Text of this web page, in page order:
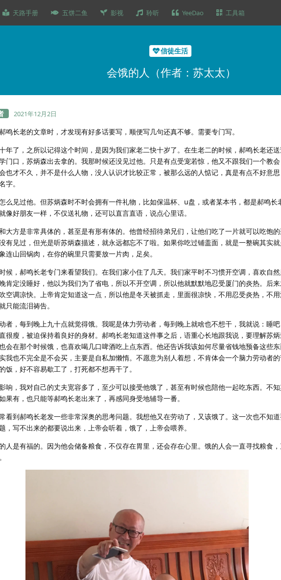
天路手册 五饼二鱼 影视 聆听 YeeDao 工具箱
信徒生活
会饿的人（作者：苏太太）
2021年12月2日
鸣长老的文章时，才发现有好多话要写，顺便写几句还真不够。需要专门写。
年了，之所以记得这个时间，是因为我们家老二快十岁了。在生老二的时候，郝鸣长老还
门口，苏炳森出去拿的。我那时候还没见过他。只是有点受宠若惊，他又不跟我们一个教
也才不久，并不是什么人物，没人认识才比较正常，被那么远的人惦记，真是有点不好意
字。
么见过他。但苏炳森时不时会拥有一件礼物，比如保温杯、u盘，或者某本书，都是郝鸣长
像好朋友一样，不仅送礼物，还可以直言直语，说点心里话。
大方是非常具体的，甚至是有形有体的。他曾经招待弟兄们，让他们吃了一片就可以吃饱的
有见过，但光是听苏炳森描述，就永远都忘不了啦。如果你吃过铺盖面，就是一整碗其实
连山回锅肉，在你的碗里只需要放一片肉，足矣。
候，郝鸣长老专门来看望我们。在我们家小住了几天。我们家平时不习惯开空调，喜欢自
肯定没睡好，他以为我们为了省电，所以不开空调，所以他就默默地忍受厦门的炎热。后
空调凉快。上帝肯定知道这一点，所以他是冬天被抓走，里面很凉快，不用忍受炎热，不
只能流泪祷告。
者，每到晚上九十点就觉得饿。我呢是体力劳动者，每到晚上就啥也不想干，我就说：睡
很瘦，被迫保持着良好的身材。郝鸣长老知道这件事之后，语重心长地跟我说，要理解苏
会在那个时候饿，也喜欢喝几口啤酒吃上点东西。他还告诉我该如何尽量省钱地预备这些
我也不完全是不会买，主要是自私加懒惰。不愿意为别人着想，不肯体会一个脑力劳动者
饭，好不容易歇工了，打死都不想再干了。
响，我对自己的丈夫宽容多了，至少可以接受他饿了，甚至有时候也陪他一起吃东西。不
果有，也只能等郝鸣长老出来了，再感同身受地辅导一番。
看到郝鸣长老发一些非常深奥的思考问题。我想他又在劳动了，又该饿了。这一次也不知
，写不出来的都要说出来，上帝会听着，饿了，上帝会喂养。
人是有福的。因为他会储备粮食，不仅存在胃里，还会存在心里。饿的人会一直寻找粮食